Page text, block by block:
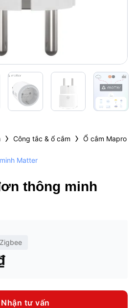
› Công tắc & ổ cắm › Ổ cắm Mapro
Matter
thông minh
Zigbee
Nhận tư vấn